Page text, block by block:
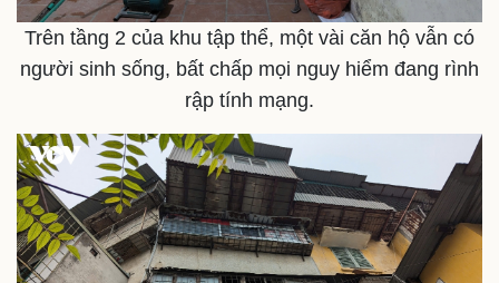
Sức khỏe
Dinh dưỡng - món ngon
Cây thuốc
Sản phụ khoa
Đời sống
Nhà đẹp
Blog
Tình yêu - Gia đình
Trên tầng 2 của khu tập thể, một vài căn hộ vẫn có
người sinh sống, bất chấp mọi nguy hiểm đang rình
rập tính mạng.